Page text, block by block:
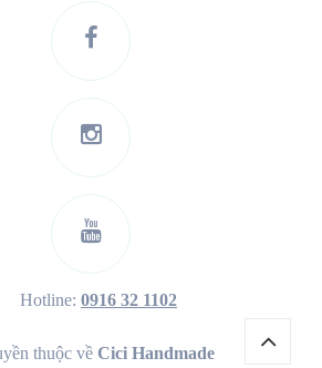
Hotline: 0916 32 1102
thuộc về Cici Handmade